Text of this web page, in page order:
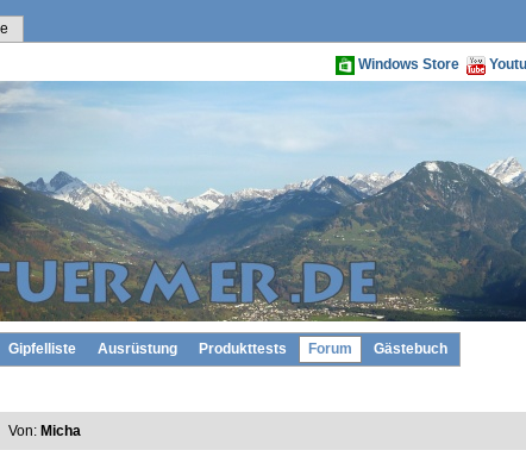
Windows Store
Gipfelliste Ausrüstung Produkttests Forum Gästebuch
Von: Micha